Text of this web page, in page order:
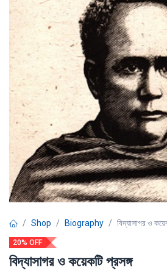
Shop Biography বিদ্যাসাগর ও
20% OFF
বিদ্যাসাগর ও কয়েকটি প্রসঙ্গ